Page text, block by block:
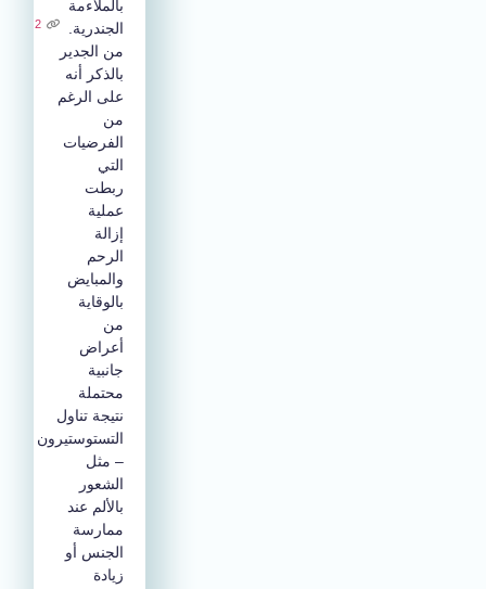
بالملاءمة
الجندرية.
من الجدير
بالذكر أنه
على الرغم
الفرضيات
ربطت
عملية
الرحم
والمبايض
بالوقاية
أعراض
جانبية
محتملة
نتيجة تناول
التستوستيرون
– مثل
الشعور
بالألم عند
ممارسة
الجنس أو